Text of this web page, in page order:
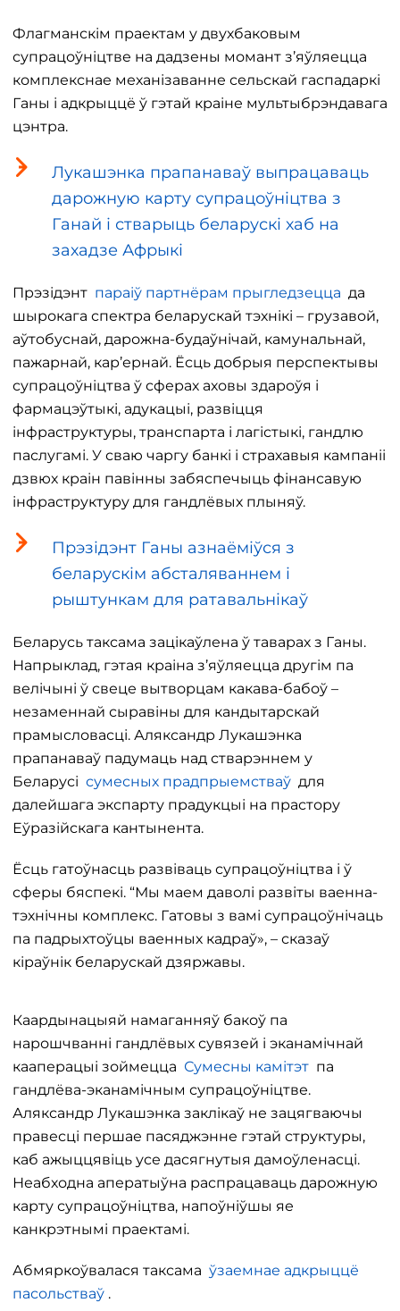
Флагманскім праектам у двухбаковым
супрацоўніцтве на дадзены момант з’яўляецца
комплекснае механізаванне сельскай гаспадаркі
Ганы і адкрыццё ў гэтай краіне мультыбрэндавага
цэнтра.
Лукашэнка прапанаваў выпрацаваць
дарожную карту супрацоўніцтва з
Ганай і стварыць беларускі хаб на
захадзе Афрыкі
Прэзідэнт параіў партнёрам прыгледзецца да
шырокага спектра беларускай тэхнікі – грузавой,
аўтобуснай, дарожна-будаўнічай, камунальнай,
пажарнай, кар’ернай. Ёсць добрыя перспектывы
супрацоўніцтва ў сферах аховы здароўя і
фармацэўтыкі, адукацыі, развіцця
інфраструктуры, транспарта і лагістыкі, гандлю
паслугамі. У сваю чаргу банкі і страхавыя кампаніі
дзвюх краін павінны забяспечыць фінансавую
інфраструктуру для гандлёвых плыняў.
Прэзідэнт Ганы азнаёміўся з
беларускім абсталяваннем і
рыштункам для ратавальнікаў
Беларусь таксама зацікаўлена ў таварах з Ганы.
Напрыклад, гэтая краіна з’яўляецца другім па
велічыні ў свеце вытворцам какава-бабоў –
незаменнай сыравіны для кандытарскай
прамысловасці. Аляксандр Лукашэнка
прапанаваў падумаць над стварэннем у
Беларусі сумесных прадпрыемстваў для
далейшага экспарту прадукцыі на прастору
Еўразійскага кантынента.
Ёсць гатоўнасць развіваць супрацоўніцтва і ў
сферы бяспекі. “Мы маем даволі развіты ваенна-
тэхнічны комплекс. Гатовы з вамі супрацоўнічаць
па падрыхтоўцы ваенных кадраў», – сказаў
кіраўнік беларускай дзяржавы.
Каардынацыяй намаганняў бакоў па
нарошчванні гандлёвых сувязей і эканамічнай
кааперацыі зоймецца Сумесны камітэт па
гандлёва-эканамічным супрацоўніцтве.
Аляксандр Лукашэнка заклікаў не зацягваючы
правесці першае пасяджэнне гэтай структуры,
каб ажыццявіць усе дасягнутыя дамоўленасці.
Неабходна аператыўна распрацаваць дарожную
карту супрацоўніцтва, напоўніўшы яе
канкрэтнымі праектамі.
Абмяркоўвалася таксама ўзаемнае адкрыццё
пасольстваў .